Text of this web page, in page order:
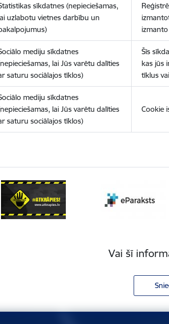
sīkdatnes (nepieciešamas,
uzlabotu vietnes darbību un
mediju sīkdatnes
lai Jūs varētu dalīties
saturu sociālajos tīklos)
Šīs
kas jūs
tīklus
mediju sīkdatnes
lai Jūs varētu dalīties
saturu sociālajos tīklos)
Cookie
Vai šī